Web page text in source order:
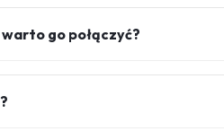
go połączyć?